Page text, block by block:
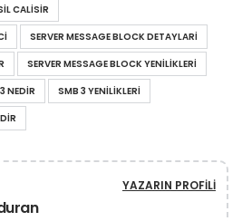
CALISIR
SERVER MESSAGE BLOCK DETAYLARI
SERVER MESSAGE BLOCK YENILIKLERI
NEDIR
SMB 3 YENILIKLERI
YAZARIN PROFILI